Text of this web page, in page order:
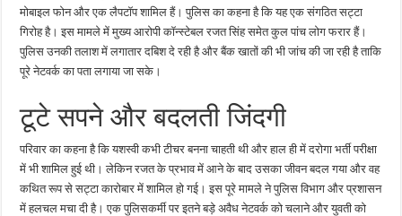
मोबाइल फोन और एक लैपटॉप शामिल हैं। पुलिस का कहना है कि यह एक संगठित सट्टा
गिरोह है। इस मामले में मुख्य आरोपी कॉन्स्टेबल रजत सिंह समेत कुल पांच लोग फरार हैं।
पुलिस उनकी तलाश में लगातार दबिश दे रही है और बैंक खातों की भी जांच की जा रही है ताकि
पूरे नेटवर्क का पता लगाया जा सके।
टूटे सपने और बदलती जिंदगी
परिवार का कहना है कि यशस्वी कभी टीचर बनना चाहती थी और हाल ही में दरोगा भर्ती परीक्षा
में भी शामिल हुई थी। लेकिन रजत के प्रभाव में आने के बाद उसका जीवन बदल गया और वह
कथित रूप से सट्टा कारोबार में शामिल हो गई। इस पूरे मामले ने पुलिस विभाग और प्रशासन
में हलचल मचा दी है। एक पुलिसकर्मी पर इतने बड़े अवैध नेटवर्क को चलाने और युवती को